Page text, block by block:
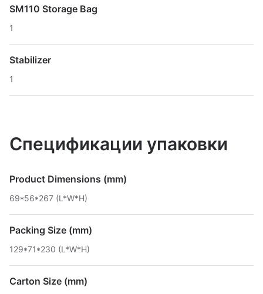
SM110 Storage Bag
1
Stabilizer
1
Спецификации упаковки
Product Dimensions (mm)
69*56*267 (L*W*H)
Packing Size (mm)
129*71*230 (L*W*H)
Carton Size (mm)